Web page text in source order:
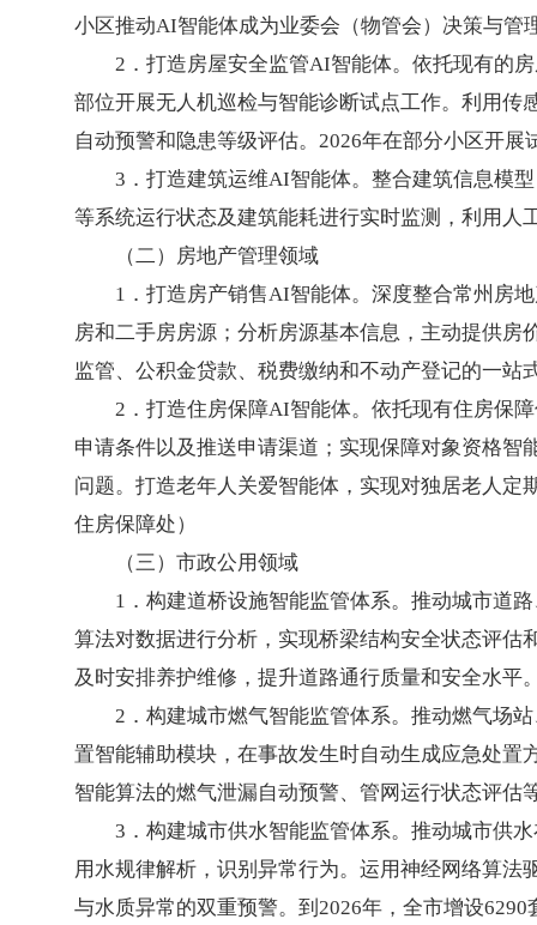
小区推动AI智能体成为业委会（物管会）决策与管
2．打造房屋安全监管AI智能体。依托现有的
部位开展无人机巡检与智能诊断试点工作。利用
自动预警和隐患等级评估。2026年在部分小区开
3．打造建筑运维AI智能体。整合建筑信息模
等系统运行状态及建筑能耗进行实时监测，利用
（二）房地产管理领域
1．打造房产销售AI智能体。深度整合常州房
房和二手房房源；分析房源基本信息，主动提供
监管、公积金贷款、税费缴纳和不动产登记的一
2．打造住房保障AI智能体。依托现有住房保
申请条件以及推送申请渠道；实现保障对象资格
问题。打造老年人关爱智能体，实现对独居老人
住房保障处）
（三）市政公用领域
1．构建道桥设施智能监管体系。推动城市道
算法对数据进行分析，实现桥梁结构安全状态评
及时安排养护维修，提升道路通行质量和安全水平
2．构建城市燃气智能监管体系。推动燃气场
置智能辅助模块，在事故发生时自动生成应急处置
智能算法的燃气泄漏自动预警、管网运行状态评
3．构建城市供水智能监管体系。推动城市供
用水规律解析，识别异常行为。运用神经网络算
与水质异常的双重预警。到2026年，全市增设